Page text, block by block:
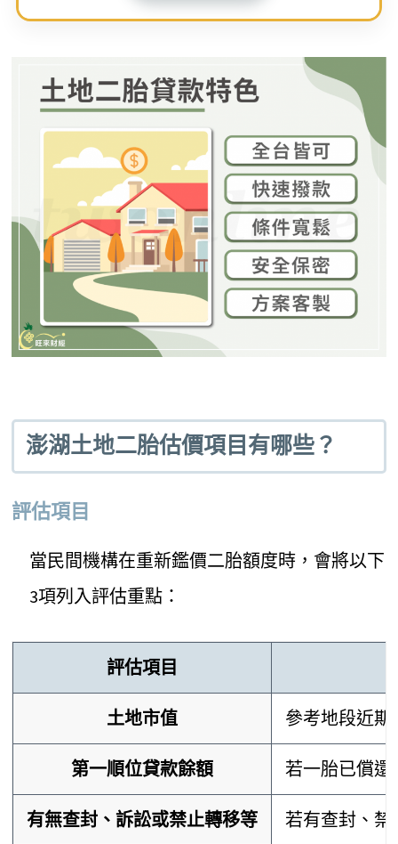
澎湖土地二胎估價項目有哪些？
評估項目
當民間機構在重新鑑價二胎額度時，會將以下
3項列入評估重點：
評估項目
土地市值 參考地段近
第一順位貸款餘額 若一胎已償
有無查封、訴訟或禁止轉移等 若有查封、